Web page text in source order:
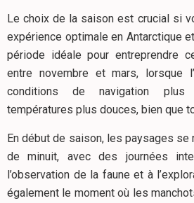
Le choix de la saison est crucial si
expérience optimale en Antarctique
période idéale pour entreprendre
entre novembre et mars, lorsque
conditions de navigation
températures plus douces, bien que
En début de saison, les paysages
de minuit, avec des journées
l’observation de la faune et à
également le moment où les